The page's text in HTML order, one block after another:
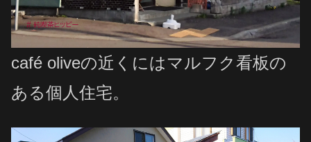
café oliveの近くにはマルフク看板の
ある個人住宅。